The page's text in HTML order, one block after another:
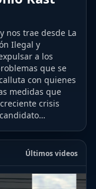
nos trae desde La
Ilegal y
a los
que se
con quienes
medidas que
crisis
Últimos videos